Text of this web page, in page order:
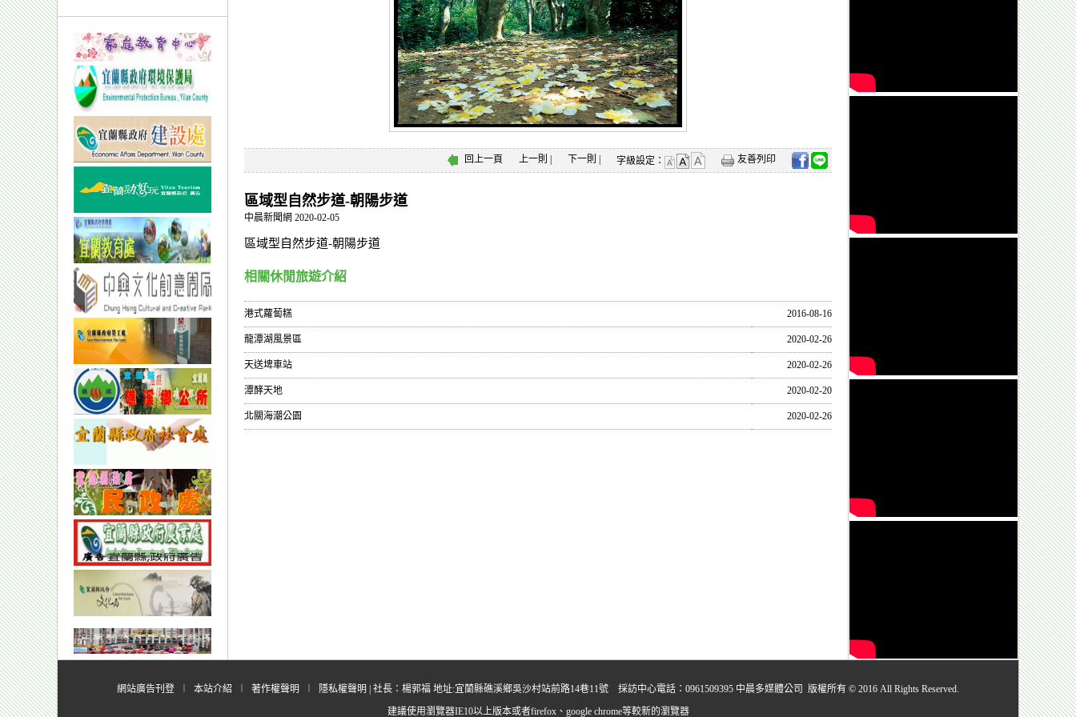
回上一頁 上一則 下一則 字級設定： 友善列印
區域型自然步道-朝陽步道
中晨新聞網 2020-02-05
區域型自然步道-朝陽步道
相關休閒旅遊介紹
港式蘿蔔糕 2016-08-16
龍潭湖風景區 2020-02-26
天送埤車站 2020-02-26
潭酵天地 2020-02-20
北關海潮公園 2020-02-26
網站廣告刊登 本站介紹 著作權聲明 隱私權聲明 | 社長：楊郭福 地址:宜蘭縣礁溪鄉吳沙村站前路14巷11號 採訪中心電話：0961509395 中晨多媒體公司 版權所有 © 2016 All Rights Reserved.
建議使用瀏覽器IE10以上版本或者firefox、google chrome等較新的瀏覽器